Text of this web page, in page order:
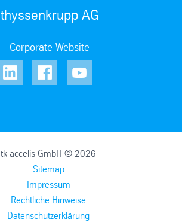
thyssenkrupp AG
Corporate Website
tk accelis GmbH © 2026
Sitemap
Impressum
Rechtliche Hinweise
Datenschutzerklärung